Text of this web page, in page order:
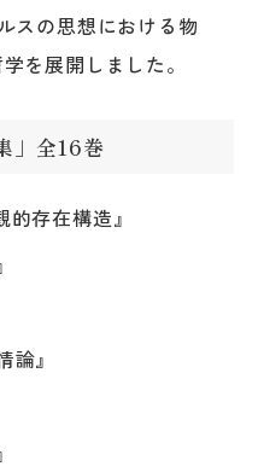
スの思想における物
を展開しました。
」全16巻
存在構造』
』